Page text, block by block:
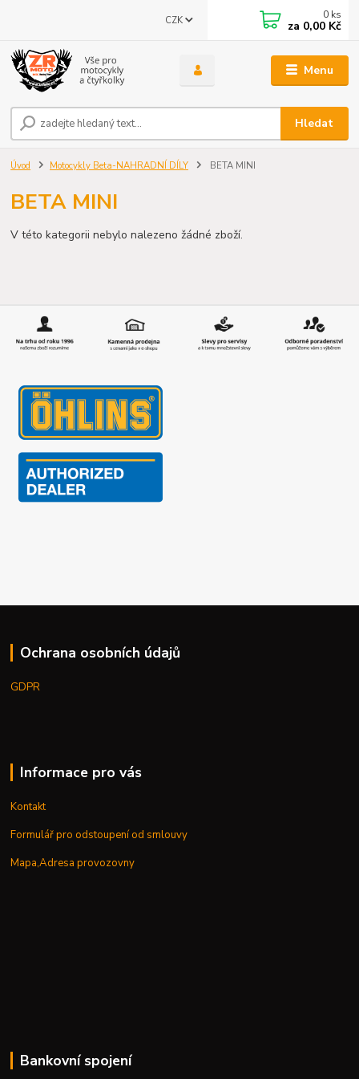
Menu
CZK
Hledat
0 ks
za 0,00 Kč
Úvod Motocykly Beta-NAHRADNÍ DÍLY BETA MINI
BETA MINI
V této kategorii nebylo nalezeno žádné zboží.
Ochrana osobních údajů
GDPR
Informace pro vás
Kontakt
Formulář pro odstoupení od smlouvy
Mapa,Adresa provozovny
Bankovní spojení